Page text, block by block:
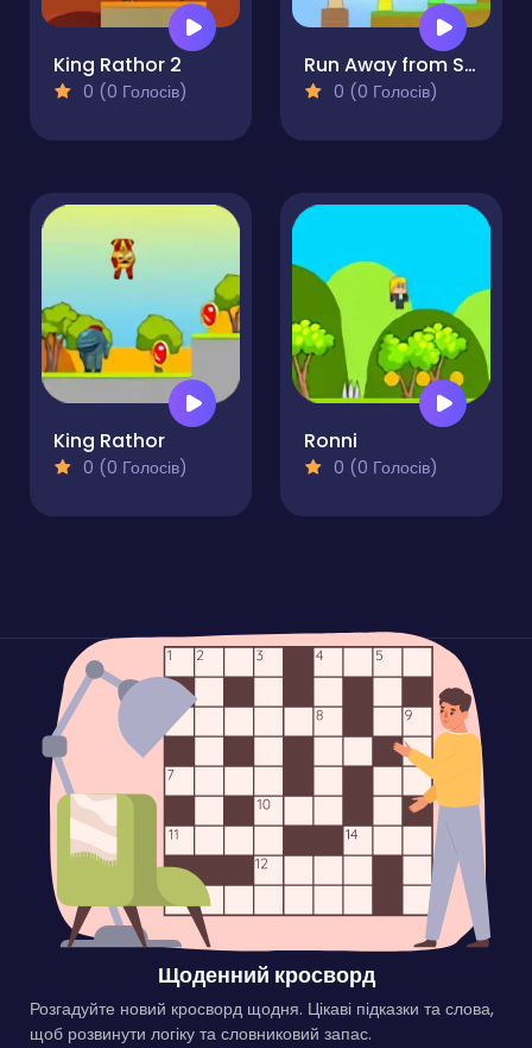
King Rathor 2
0 (0 Голосів)
Run Away from Sprunki Eater
0 (0 Голосів)
King Rathor
0 (0 Голосів)
Ronni
0 (0 Голосів)
Щоденний кросворд
Розгадуйте новий кросворд щодня. Цікаві підказки та слова,
щоб розвинути логіку та словниковий запас.